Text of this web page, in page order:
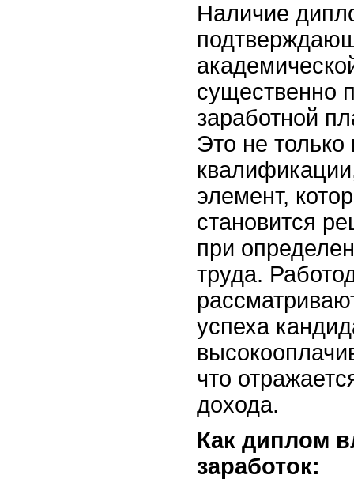
Наличие
существенно
заработной
Это не только
элемент,
становится
при
труда.
успеха
что
дохода.
Как диплом
заработок: